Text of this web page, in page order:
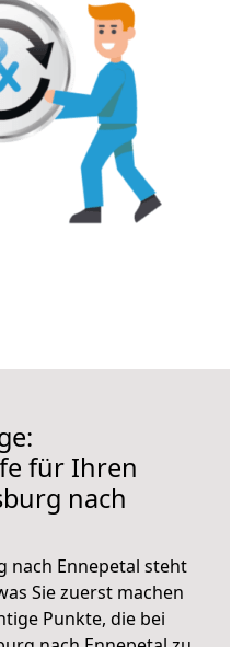
für Ihren
nach
nach Ennepetal steht
Sie zuerst machen
Punkte, die bei